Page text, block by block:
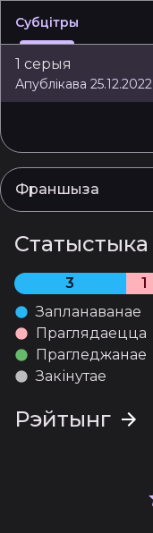
Субцітры
1 серыя
Апублікава 25.12.2022
Франшыза
Статыстыка
3 1
Запланаванае
Праглядаецца
Прагледжанае
Закінутае
Рэйтынг